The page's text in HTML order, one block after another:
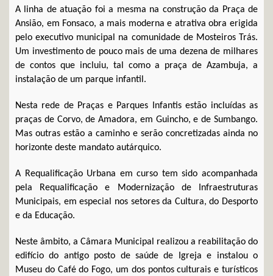
A linha de atuação foi a mesma na construção da Praça de
Ansião, em Fonsaco, a mais moderna e atrativa obra erigida
pelo executivo municipal na comunidade de Mosteiros Trás.
Um investimento de pouco mais de uma dezena de milhares
de contos que incluiu, tal como a praça de Azambuja, a
instalação de um parque infantil.
Nesta rede de Praças e Parques Infantis estão incluídas as
praças de Corvo, de Amadora, em Guincho, e de Sumbango.
Mas outras estão a caminho e serão concretizadas ainda no
horizonte deste mandato autárquico.
A Requalificação Urbana em curso tem sido acompanhada
pela Requalificação e Modernização de Infraestruturas
Municipais, em especial nos setores da Cultura, do Desporto
e da Educação.
Neste âmbito, a Câmara Municipal realizou a reabilitação do
edifício do antigo posto de saúde de Igreja e instalou o
Museu do Café do Fogo, um dos pontos culturais e turísticos